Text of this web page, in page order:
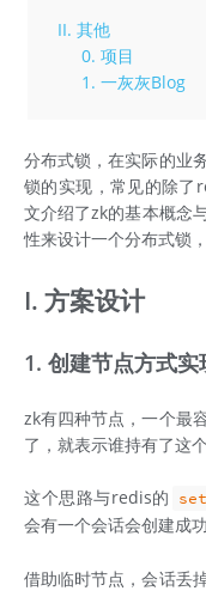
II. 其他
0. 项目
1. 一灰灰Blog
分布式锁，在实际的业
锁的实现，常见的除了
文介绍了zk的基本概念
性来设计一个分布式锁
I. 方案设计
1. 创建节点方式实
zk有四种节点，一个最
了，就表示谁持有了这
这个思路与redis的
会有一个会话会创建成
借助临时节点，会话丢